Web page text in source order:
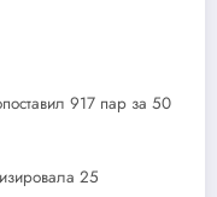
917 пар за 50
25